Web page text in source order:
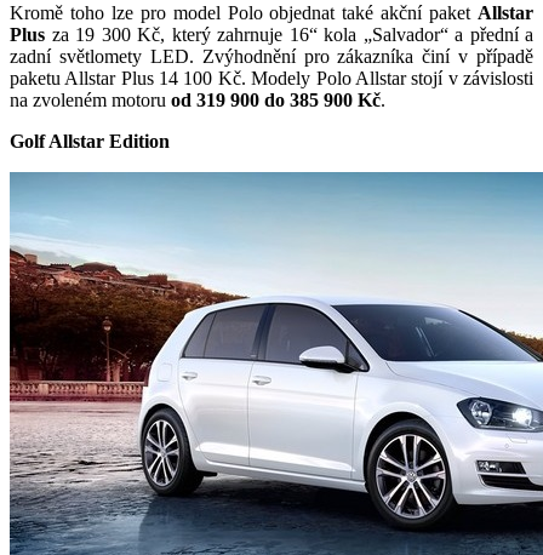
Kromě toho lze pro model Polo objednat také akční paket Allstar
Plus za 19 300 Kč, který zahrnuje 16“ kola „Salvador“ a přední a
zadní světlomety LED. Zvýhodnění pro zákazníka činí v případě
paketu Allstar Plus 14 100 Kč. Modely Polo Allstar stojí v závislosti
na zvoleném motoru od 319 900 do 385 900 Kč.
Golf Allstar Edition